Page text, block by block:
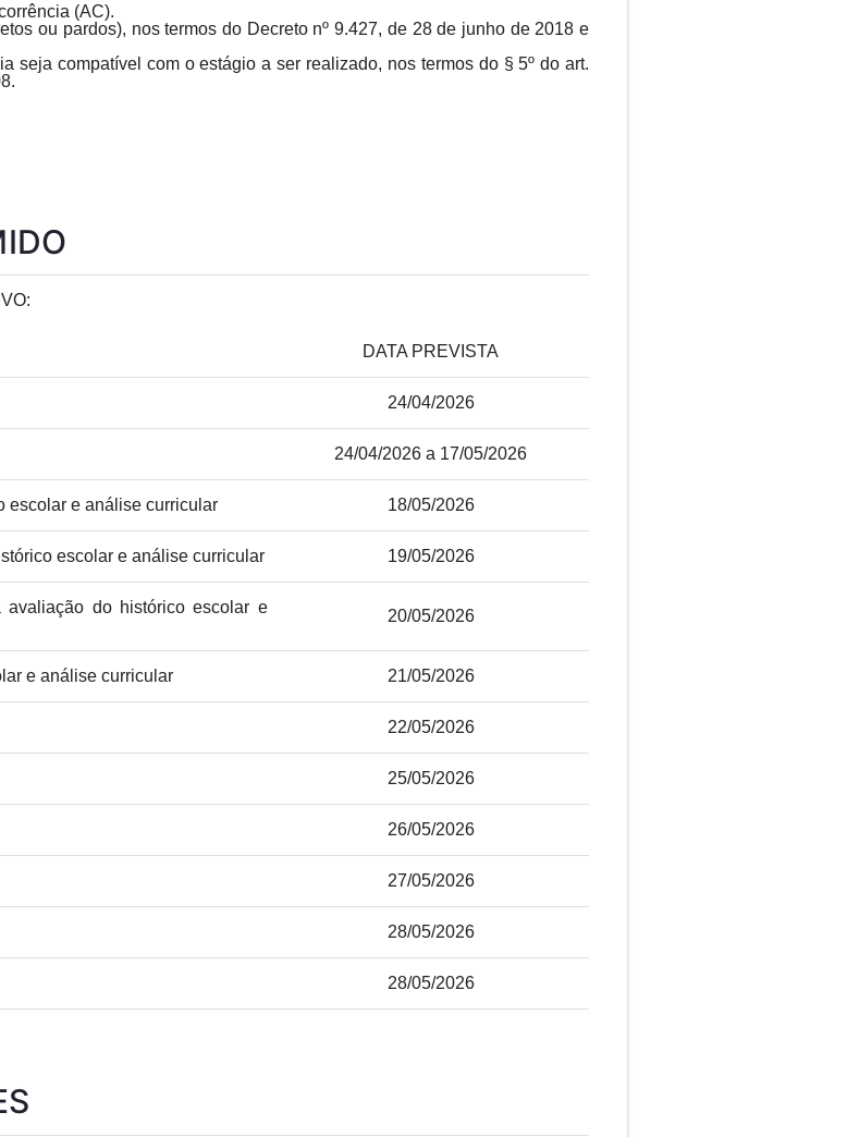
(AC).
ou pardos), nos termos do Decreto nº 9.427, de 28 de junho de 2018 e
seja compatível com o estágio a ser realizado, nos termos do § 5º do art.
DATA PREVISTA
24/04/2026
24/04/2026 a 17/05/2026
escolar e análise curricular 18/05/2026
escolar e análise curricular 19/05/2026
avaliação do histórico escolar e
20/05/2026
e análise curricular 21/05/2026
22/05/2026
25/05/2026
26/05/2026
27/05/2026
28/05/2026
28/05/2026